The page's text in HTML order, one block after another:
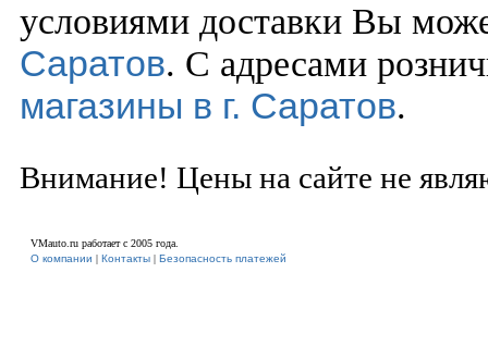
условиями доставки Вы
Саратов. С адресами
магазины в г. Саратов.
Внимание! Цены на сайте не
VMauto.ru работает с 2005 года.
О компании | Контакты | Безопасность платежей